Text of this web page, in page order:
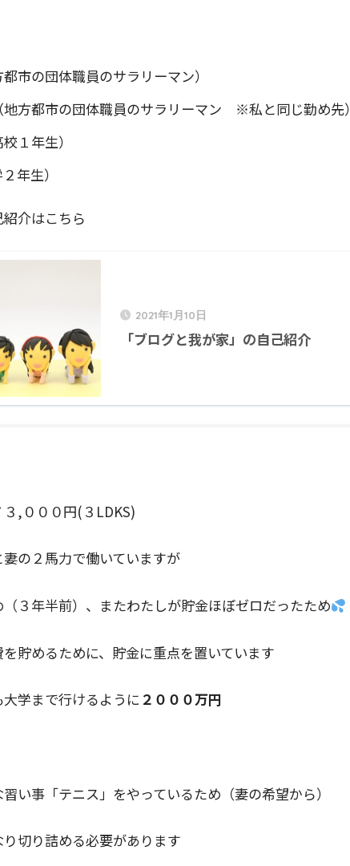
市の団体職員のサラリーマン）
地方都市の団体職員のサラリーマン ※私と同じ勤め先）
１年生）
年生）
介はこちら
2021年1月10日
「ブログと我が家」の自己紹介
,０００円(３LDKS)
の２馬力で働いていますが
３年半前）、またわたしが貯金ほぼゼロだったため
貯めるために、貯金に重点を置いています
学まで行けるように ２０００万円
い事「テニス」をやっているため（妻の希望から）
切り詰める必要があります